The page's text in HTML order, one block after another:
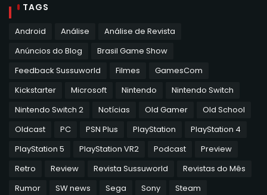
TAGS
Android Análise
Análise de Revista
Anúncios do Blog
Brasil Game Show
Feedback Sussuworld
Filmes
GamesCom
Kickstarter
Microsoft Nintendo
Nintendo Switch
Nintendo Switch 2
Notícias Old Gamer
Old School
Oldcast
PC PSN Plus PlayStation
PlayStation 4
PlayStation 5
PlayStation VR2 Podcast
Preview
Retro
Review Revista Sussuworld
Revistas do Mês
Rumor
SW news Sega Sony
Steam